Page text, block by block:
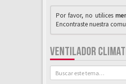
Por favor, no utilices
Encontraste nuestra
VENTILADOR